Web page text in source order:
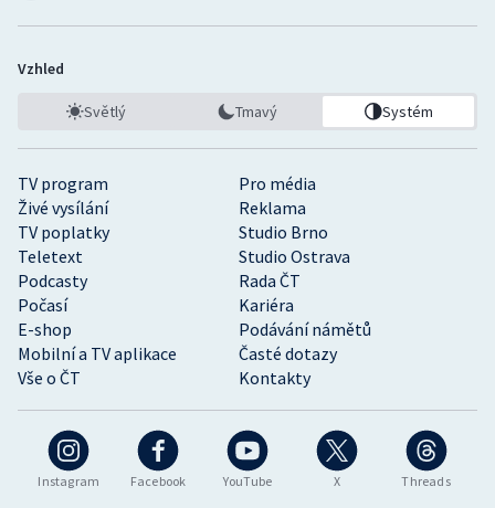
Instagram Facebook YouTube X Threads
TV program
Pro média
Živé vysílání
Reklama
TV poplatky
Studio Brno
Teletext
Studio Ostrava
Podcasty
Rada ČT
Počasí
Kariéra
E-shop
Podávání námětů
Mobilní a TV aplikace
Časté dotazy
Vše o ČT
Kontakty
Vzhled
Světlý Tmavý Systém